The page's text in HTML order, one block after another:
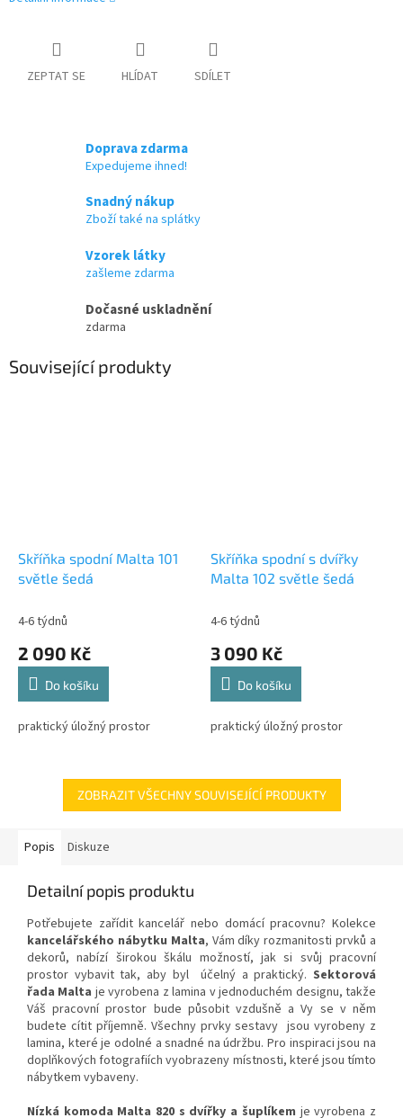
ZEPTAT SE HLÍDAT SDÍLET
Doprava zdarma
Expedujeme ihned!
Snadný nákup
Zboží také na splátky
Vzorek látky
zašleme zdarma
Dočasné uskladnění
zdarma
Související produkty
Skříňka spodní Malta 101
světle šedá
4-6 týdnů
2 090 Kč
Do košíku
praktický úložný prostor
Skříňka spodní s dvířky
Malta 102 světle šedá
4-6 týdnů
3 090 Kč
Do košíku
praktický úložný prostor
ZOBRAZIT VŠECHNY SOUVISEJÍCÍ PRODUKTY
Popis Diskuze
Detailní popis produktu
Potřebujete zařídit kancelář nebo domácí pracovnu? Kolekce
kancelářského nábytku Malta, Vám díky rozmanitosti prvků a
dekorů, nabízí širokou škálu možností, jak si svůj pracovní
prostor vybavit tak, aby byl účelný a praktický. Sektorová
řada Malta je vyrobena z lamina v jednoduchém designu, takže
Váš pracovní prostor bude působit vzdušně a Vy se v něm
budete cítit příjemně. Všechny prvky sestavy jsou vyrobeny z
lamina, které je odolné a snadné na údržbu. Pro inspiraci jsou na
doplňkových fotografiích vyobrazeny místnosti, které jsou tímto
nábytkem vybaveny.
Nízká komoda Malta 820 s dvířky a šuplíkem je vyrobena z